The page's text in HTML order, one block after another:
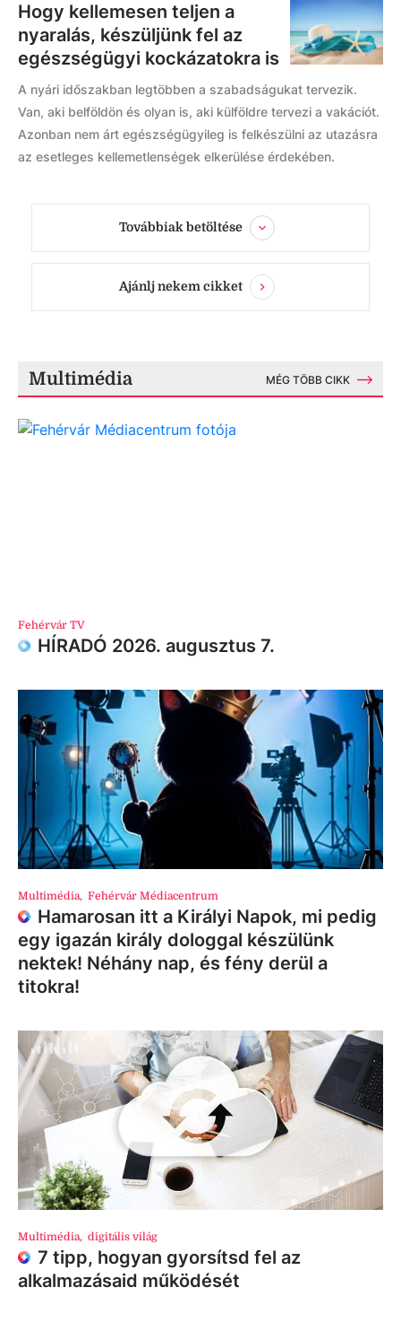
Hogy kellemesen teljen a
nyaralás, készüljünk fel az
egészségügyi kockázatokra is
A nyári időszakban legtöbben a szabadságukat tervezik.
Van, aki belföldön és olyan is, aki külföldre tervezi a vakációt.
Azonban nem árt egészségügyileg is felkészülni az utazásra
az esetleges kellemetlenségek elkerülése érdekében.
Továbbiak betöltése
Ajánlj nekem cikket
Multimédia MÉG TÖBB CIKK
Fehérvár TV
HÍRADÓ 2026. augusztus 7.
Multimédia, Fehérvár Médiacentrum
Hamarosan itt a Királyi Napok, mi pedig
egy igazán király dologgal készülünk
nektek! Néhány nap, és fény derül a
titokra!
Multimédia, digitális világ
7 tipp, hogyan gyorsítsd fel az
alkalmazásaid működését